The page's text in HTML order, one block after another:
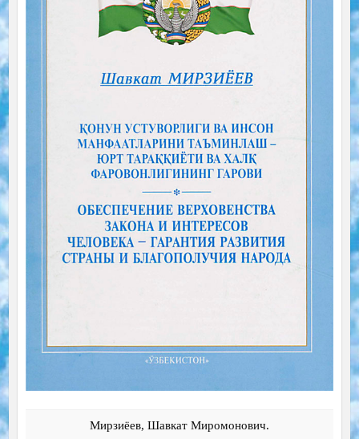
Мирзиёев, Шавкат Миромонович.